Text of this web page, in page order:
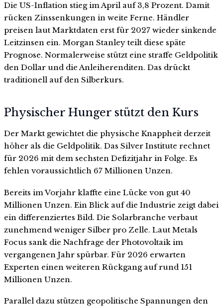
Die US-Inflation stieg im April auf 3,8 Prozent. Damit
rücken Zinssenkungen in weite Ferne. Händler
preisen laut Marktdaten erst für 2027 wieder sinkende
Leitzinsen ein. Morgan Stanley teilt diese späte
Prognose. Normalerweise stützt eine straffe Geldpolitik
den Dollar und die Anleiherenditen. Das drückt
traditionell auf den Silberkurs.
Physischer Hunger stützt den Kurs
Der Markt gewichtet die physische Knappheit derzeit
höher als die Geldpolitik. Das Silver Institute rechnet
für 2026 mit dem sechsten Defizitjahr in Folge. Es
fehlen voraussichtlich 67 Millionen Unzen.
Bereits im Vorjahr klaffte eine Lücke von gut 40
Millionen Unzen. Ein Blick auf die Industrie zeigt dabei
ein differenziertes Bild. Die Solarbranche verbaut
zunehmend weniger Silber pro Zelle. Laut Metals
Focus sank die Nachfrage der Photovoltaik im
vergangenen Jahr spürbar. Für 2026 erwarten
Experten einen weiteren Rückgang auf rund 151
Millionen Unzen.
Parallel dazu stützen geopolitische Spannungen den